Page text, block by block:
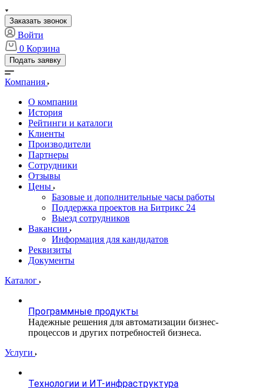
Заказать звонок
Войти
0 Корзина
Подать заявку
Компания
О компании
История
Рейтинги и каталоги
Клиенты
Производители
Партнеры
Сотрудники
Отзывы
Цены
Базовые и дополнительные часы работы
Поддержка проектов на Битрикс 24
Выезд сотрудников
Вакансии
Информация для кандидатов
Реквизиты
Документы
Каталог
Программные продукты
Надежные решения для автоматизации бизнес-
процессов и других потребностей бизнеса.
Услуги
Технологии и ИТ-инфраструктура